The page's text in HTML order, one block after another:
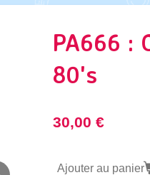
PA666 :
80's
30,00 €
Ajouter au panier